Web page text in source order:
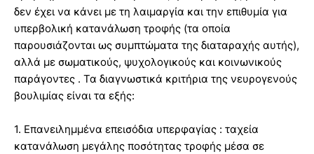
δεν έχει να κάνει με τη λαιμαργία και την επιθυμία για
υπερβολική κατανάλωση τροφής (τα οποία
παρουσιάζονται ως συμπτώματα της διαταραχής αυτής),
αλλά με σωματικούς, ψυχολογικούς και κοινωνικούς
παράγοντες . Τα διαγνωστικά κριτήρια της νευρογενούς
βουλιμίας είναι τα εξής:
1. Επανειλημμένα επεισόδια υπερφαγίας : ταχεία
κατανάλωση μεγάλης ποσότητας τροφής μέσα σε